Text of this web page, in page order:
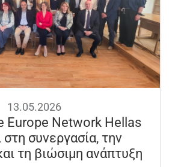
13.05.2026
Europe Network Hellas
στη συνεργασία, την
τη βιώσιμη ανάπτυξη